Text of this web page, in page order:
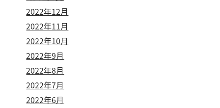
2022年12月
2022年11月
2022年10月
2022年9月
2022年8月
2022年7月
2022年6月